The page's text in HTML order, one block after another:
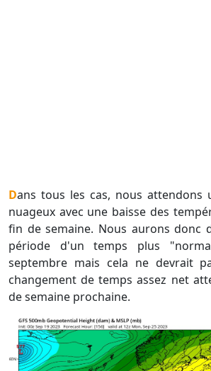
Dans tous les cas, nous attendons un temps souvent
nuageux avec une baisse des
fin de semaine. Nous aurons donc
période d'un temps plus
septembre mais cela ne devrait
changement de temps assez net
de semaine prochaine.